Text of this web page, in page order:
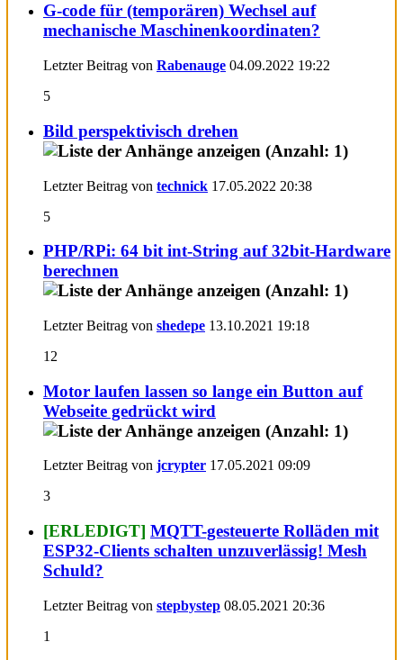
G-code für (temporären) Wechsel auf
mechanische Maschinenkoordinaten?
Letzter Beitrag von Rabenauge 04.09.2022 19:22
5
Bild perspektivisch drehen
Letzter Beitrag von technick 17.05.2022 20:38
5
PHP/RPi: 64 bit int-String auf 32bit-Hardware
berechnen
Letzter Beitrag von shedepe 13.10.2021 19:18
12
Motor laufen lassen so lange ein Button auf
Webseite gedrückt wird
Letzter Beitrag von jcrypter 17.05.2021 09:09
3
[ERLEDIGT] MQTT-gesteuerte Rolläden mit
ESP32-Clients schalten unzuverlässig! Mesh
Schuld?
Letzter Beitrag von stepbystep 08.05.2021 20:36
1